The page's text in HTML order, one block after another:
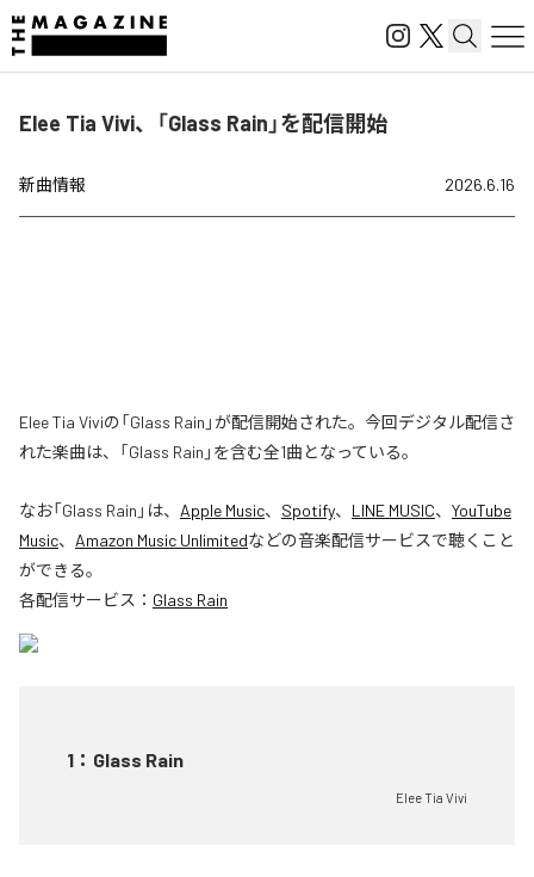
Elee Tia Vivi、「Glass Rain」を配信開始
新曲情報 2026.6.16
Elee Tia Viviの「Glass Rain」が配信開始された。今回デジタル配信さ
れた楽曲は、「Glass Rain」を含む全1曲となっている。
なお「Glass Rain 」は、 Apple Music、 Spotify、 LINE MUSIC、 YouTube
Music、 Amazon Music Unlimitedなどの音楽配信サービスで聴くこと
ができる。
各配信サービス： Glass Rain
1 ： Glass Rain
Elee Tia Vivi